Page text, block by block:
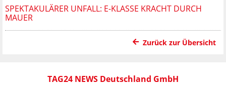
SPEKTAKULÄRER UNFALL: E-KLASSE KRACHT DURCH
MAUER
Zurück zur Übersicht
TAG24 NEWS Deutschland GmbH